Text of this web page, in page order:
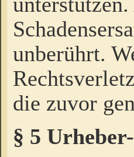
unberührt.
die zuvor
§ 5